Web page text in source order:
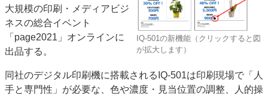
案内
発刊案内
JFPI印刷用語集 印刷機材年鑑
運営
会社案内
購読・購入申し込み
サイトポリシー
お問い合わせ
IQ-501の新機能（クリックすると図
が拡大します）
大規模の印刷・メディアビジ
ネスの総合イベント
「page2021」オンラインに
出品する。
同社のデジタル印刷機に搭載されるIQ-501は印刷現場で「人
手と専門性」が必要な、色や濃度・見当位置の調整、人的操